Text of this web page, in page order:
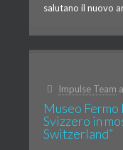
salutano il nuovo
Impulse Team
Museo Fermo
Svizzero in
Switzerland”